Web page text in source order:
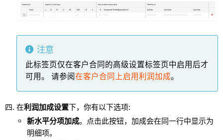
注意
此标签页仅在客户合同的高级设置标签页中启用后才
可用。 请参阅在客户合同上启用利润加成。
在利润加成设置下，你有以下选项:
新水平分项加成。点击此按钮，加成会在同一行中显示为
明细项。